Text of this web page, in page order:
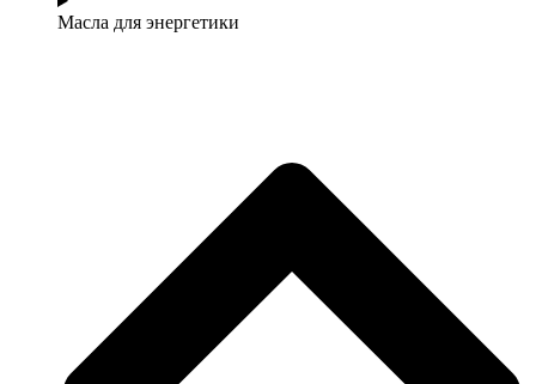
Масла для энергетики